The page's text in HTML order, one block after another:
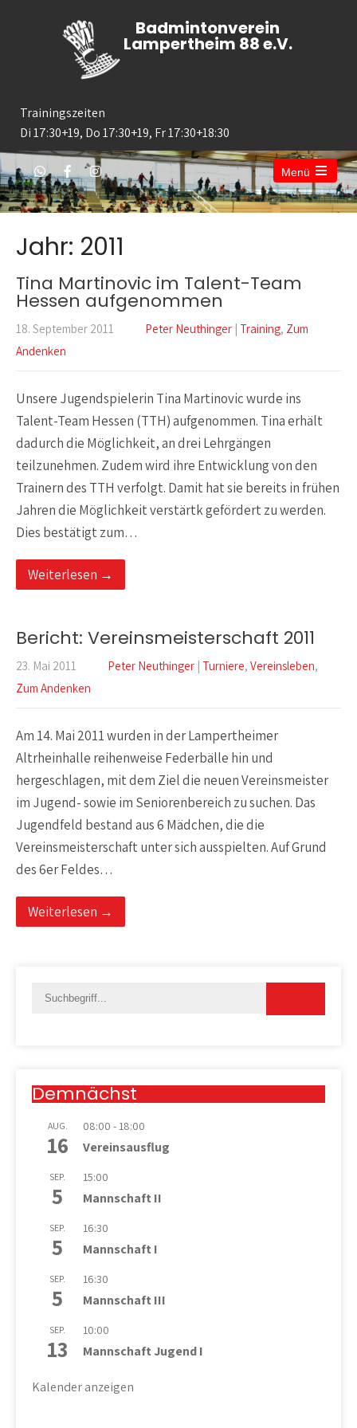
Badmintonverein
Lampertheim 88 e.V.
Trainingszeiten
Di 17:30+19, Do 17:30+19, Fr 17:30+18:30
Menü
Open
the
main
Jahr: 2011
Tina Martinovic im Talent-Team
Hessen aufgenommen
18. September 2011 Peter Neuthinger | Training, Zum
Andenken
Unsere Jugendspielerin Tina Martinovic wurde ins
Talent-Team Hessen (TTH) aufgenommen. Tina erhält
dadurch die Möglichkeit, an drei Lehrgängen
teilzunehmen. Zudem wird ihre Entwicklung von den
Trainern des TTH verfolgt. Damit hat sie bereits in frühen
Jahren die Möglichkeit verstärtk gefördert zu werden.
Dies bestätigt zum…
Weiterlesen →
Bericht: Vereinsmeisterschaft 2011
23. Mai 2011 Peter Neuthinger | Turniere, Vereinsleben,
Zum Andenken
Am 14. Mai 2011 wurden in der Lampertheimer
Altrheinhalle reihenweise Federbälle hin und
hergeschlagen, mit dem Ziel die neuen Vereinsmeister
im Jugend- sowie im Seniorenbereich zu suchen. Das
Jugendfeld bestand aus 6 Mädchen, die die
Vereinsmeisterschaft unter sich ausspielten. Auf Grund
des 6er Feldes…
Weiterlesen →
Demnächst
AUG.
16
08:00 - 18:00
Vereinsausflug
SEP.
5
15:00
Mannschaft II
SEP.
5
16:30
Mannschaft I
SEP.
5
16:30
Mannschaft III
SEP.
13
10:00
Mannschaft Jugend I
Kalender anzeigen